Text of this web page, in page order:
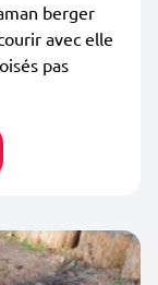
berger
avec elle
pas